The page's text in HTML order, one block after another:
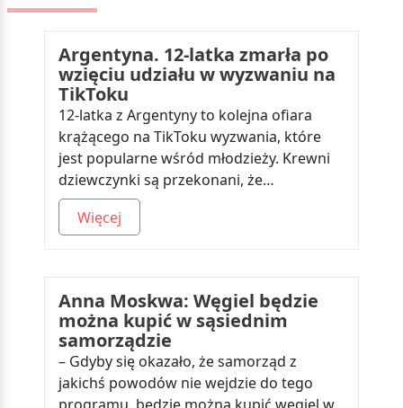
Argentyna. 12-latka zmarła po
wzięciu udziału w wyzwaniu na
TikToku
12-latka z Argentyny to kolejna ofiara
krążącego na TikToku wyzwania, które
jest popularne wśród młodzieży. Krewni
dziewczynki są przekonani, że…
Więcej
Anna Moskwa: Węgiel będzie
można kupić w sąsiednim
samorządzie
– Gdyby się okazało, że samorząd z
jakichś powodów nie wejdzie do tego